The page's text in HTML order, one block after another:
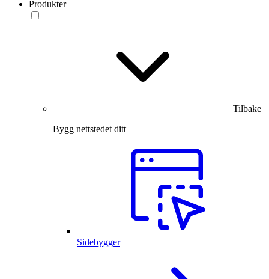
Produkter
Tilbake
Bygg nettstedet ditt
Sidebygger